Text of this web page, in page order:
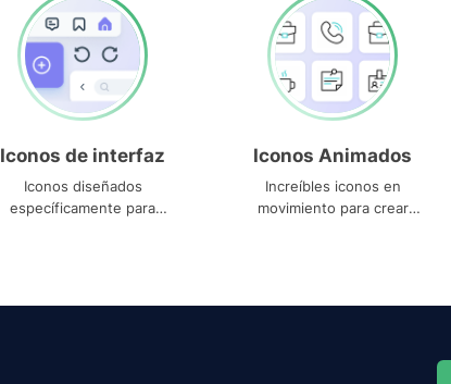
Iconos de interfaz
Iconos diseñados
específicamente para
Iconos Animados
Increíbles iconos en
movimiento para crear